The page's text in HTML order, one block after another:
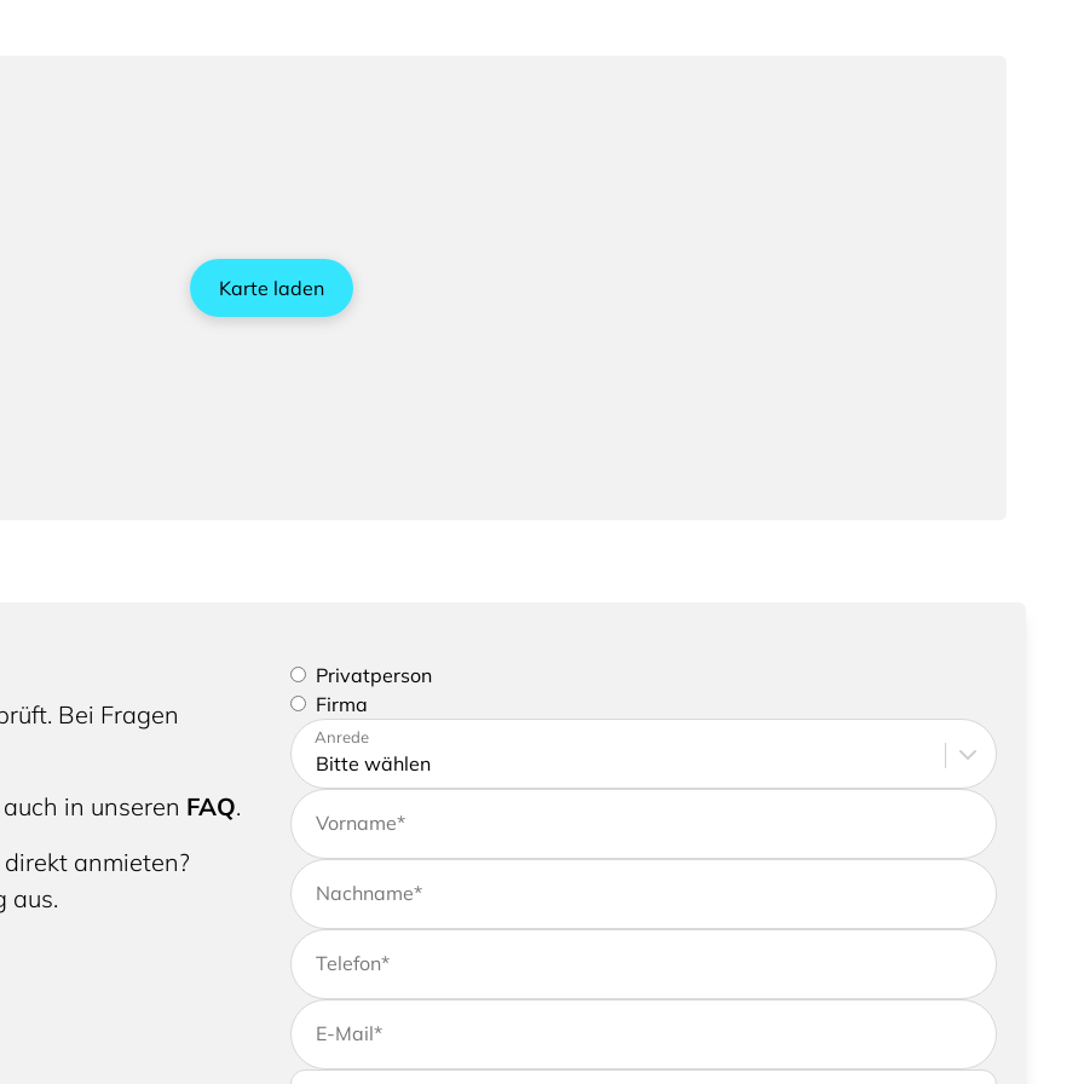
Karte laden
Bei Fragen
in unseren FAQ.
anmieten?
aus.
Bitte geben Sie an, ob Sie eine Privatperson sind oder eine Firma vertreten
Privatperson
Firma
Bitte tragen Sie Ihre Adresse sowie Kontaktdaten ein
Anrede
Vorname*
Nachname*
Telefon*
E-Mail*